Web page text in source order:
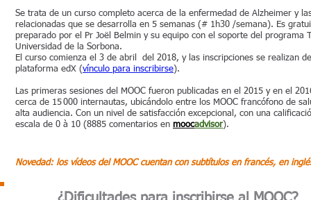
Se trata de un curso completo acerca de la enfermedad de Alzheimer y
relacionadas que se desarrolla en 5 semanas (# 1h30 /semana). Es
preparado por el Pr Joël Belmin y su equipo con el soporte del programa
Universidad de la Sorbona.
El curso comienza el 3 de abril del 2018, y las inscripciones se realizan
plataforma edX (vínculo para inscribirse).
Las primeras sesiones del MOOC fueron publicadas en el 2015 y en el
cerca de 15 000 internautas, ubicándolo entre los MOOC francófono de
alta audiencia. Con un nivel de satisfacción excepcional, con una
escala de 0 à 10 (8885 comentarios en moocadvisor).
Novedad: los vídeos del MOOC cuentan con subtítulos en francés, en